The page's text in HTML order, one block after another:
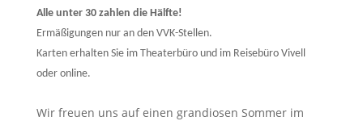
Alle unter 30 zahlen die Hälfte!
Ermäßigungen nur an den VVK-Stellen.
Karten erhalten Sie im Theaterbüro und im Reisebüro Vivell
oder online.
Wir freuen uns auf einen grandiosen Sommer im